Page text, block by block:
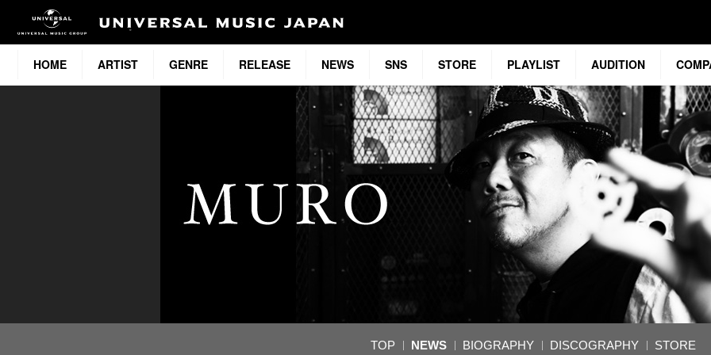
HOME ARTIST GENRE RELEASE NEWS SNS STORE PLAYLIST AUDITION
TOP NEWS BIOGRAPHY DISCOGRAPHY STORE